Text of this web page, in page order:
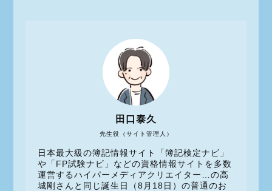
先生役（サイト管理人）
田口泰久
日本最大級の簿記情報サイト「簿記検定ナビ」
や「FP試験ナビ」などの資格情報サイトを多数
運営するハイパーメディアクリエイター…の高
城剛さんと同じ誕生日（8月18日）の普通のお